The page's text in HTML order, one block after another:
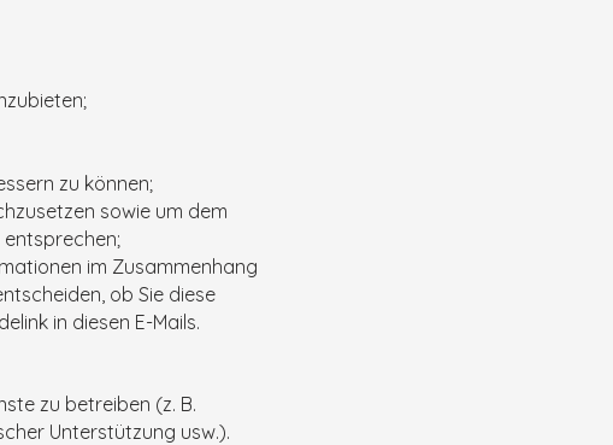
zu können;
sowie um dem
im Zusammenhang
ob Sie diese
in diesen E-Mails.
zu betreiben (z. B.
Unterstützung usw.).